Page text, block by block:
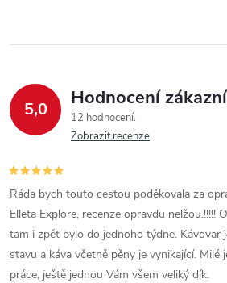
5,0 Hodnocení
12 hodnocení
Zobrazit recenze
Ráda bych touto cestou poděkovala za
Elleta Explore, recenze opravdu nelžou.!!!!!
tam i zpět bylo do jednoho týdne. Kávovar
stavu a káva včetně pěny je vynikající. Milé
práce, ještě jednou Vám všem veliký dík.